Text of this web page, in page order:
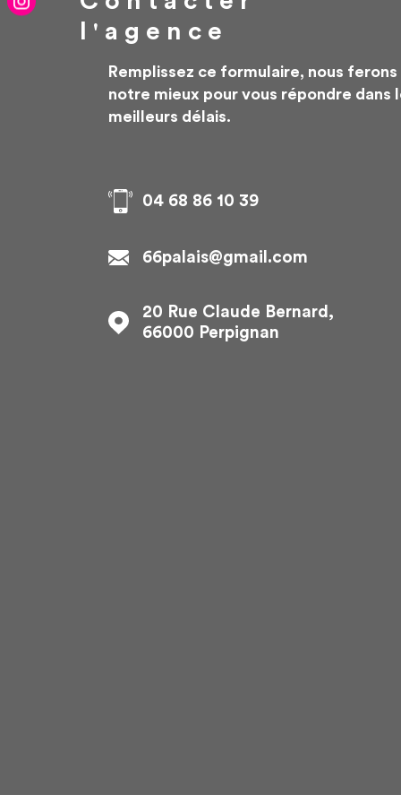
l'agence
Remplissez ce formulaire, nous ferons
notre mieux pour vous répondre dans
meilleurs délais.
04 68 86 10 39
66palais@gmail.com
20 Rue Claude Bernard,
66000
Perpignan